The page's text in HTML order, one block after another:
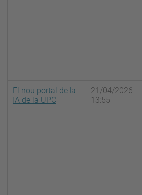
El nou portal de la
IA de la UPC
21/04/2026
13:55